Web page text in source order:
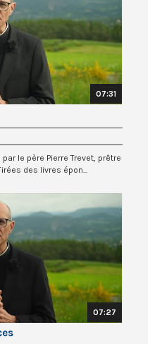
07:31
le père Pierre Trevet, prêtre
des livres épon...
07:27